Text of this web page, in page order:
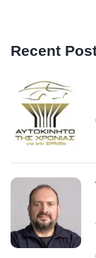
Recent